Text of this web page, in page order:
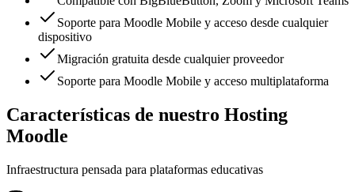
Soporte para Moodle Mobile y acceso desde cualquier
dispositivo
Migración gratuita desde cualquier proveedor
Soporte para Moodle Mobile y acceso multiplataforma
Características de nuestro Hosting
Moodle
Infraestructura pensada para plataformas educativas